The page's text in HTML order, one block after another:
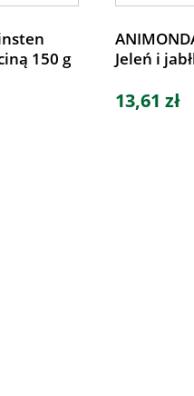
150 g
Jeleń i
13,61 zł